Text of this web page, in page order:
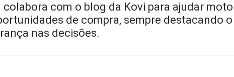
com o blog da Kovi para ajudar
de compra, sempre destacando o
nas decisões.